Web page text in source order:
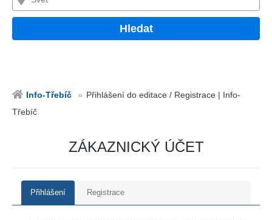
Hledat
Info-Třebíč
Přihlášení do editace / Registrace | Info-
Třebíč
ZÁKAZNICKÝ ÚČET
Přihlášení Registrace